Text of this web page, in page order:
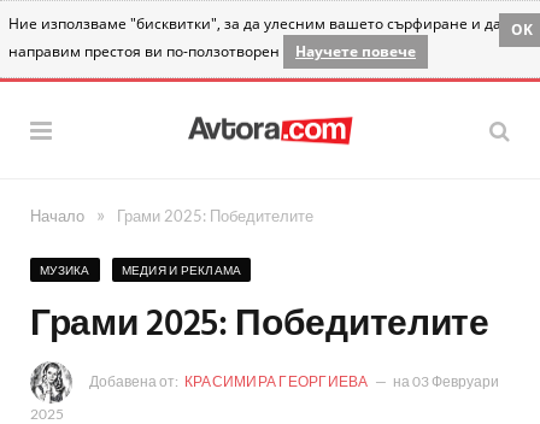
Ние използваме "бисквитки", за да улесним вашето сърфиране и да
направим престоя ви по-ползотворен
Научете повече
OK
Начало » Грами 2025: Победителите
МУЗИКА МЕДИЯ И РЕКЛАМА
Грами 2025: Победителите
Добавена от: КРАСИМИРА ГЕОРГИЕВА на 03 Февруари
2025